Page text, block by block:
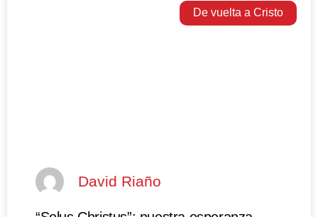
De vuelta a Cristo
David Riaño